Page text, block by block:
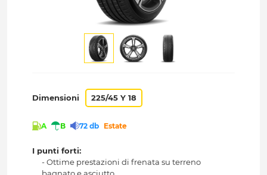
Dimensioni 225/45 Y 18
A B 72 db Estate
I punti forti:
- Ottime prestazioni di frenata su terreno